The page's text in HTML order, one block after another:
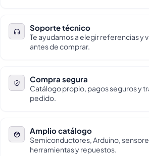
Soporte técnico
Te ayudamos a elegir referencias y
antes de comprar.
Compra segura
Catálogo propio, pagos seguros y
pedido.
Amplio catálogo
Semiconductores, Arduino,
herramientas y repuestos.